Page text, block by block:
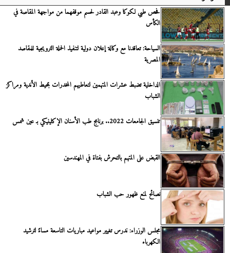
فحص طبي لكوكا وعبد القادر لحسم موقفهما من مواجهة المقاصة في
الكأس
السياحة: تعاقدنا مع وكالة إعلان دولية لتنفيذ الحملة الترويجية للمقاصد
المصرية
الداخلية تضبط عشرات المتهمين لتعاطيهم المخدرات بمحيط الأندية ومراكز
الشباب
تنسيق الجامعات 2022.. برنامج طب الأسنان الإكلينيكي بـ عين شمس
القبض على المتهم بالتحرش بفتاة في المهندسين
نصائح لمنع ظهور حب الشباب
مجلس الوزراء: ندرس تغيير مواعيد مباريات التاسعة مساءً لترشيد
الكهرباء